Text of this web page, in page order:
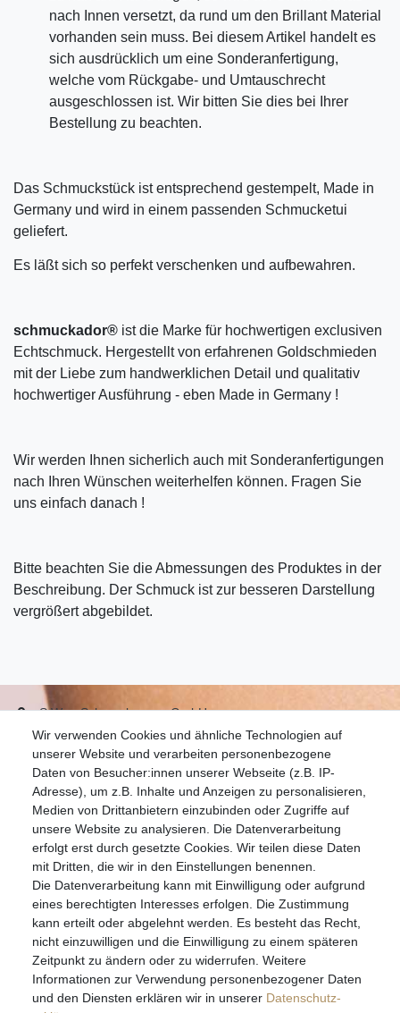
nach Innen versetzt, da rund um den Brillant Material
vorhanden sein muss. Bei diesem Artikel handelt es
sich ausdrücklich um eine Sonderanfertigung,
welche vom Rückgabe- und Umtauschrecht
ausgeschlossen ist. Wir bitten Sie dies bei Ihrer
Bestellung zu beachten.
Das Schmuckstück ist entsprechend gestempelt, Made in
Germany und wird in einem passenden Schmucketui
geliefert.
Es läßt sich so perfekt verschenken und aufbewahren.
schmuckador® ist die Marke für hochwertigen exclusiven
Echtschmuck. Hergestellt von erfahrenen Goldschmieden
mit der Liebe zum handwerklichen Detail und qualitativ
hochwertiger Ausführung - eben Made in Germany !
Wir werden Ihnen sicherlich auch mit Sonderanfertigungen
nach Ihren Wünschen weiterhelfen können. Fragen Sie
uns einfach danach !
Bitte beachten Sie die Abmessungen des Produktes in der
Beschreibung. Der Schmuck ist zur besseren Darstellung
vergrößert abgebildet.
Wir verwenden Cookies und ähnliche Technologien auf
unserer Website und verarbeiten personenbezogene
Daten von Besucher:innen unserer Webseite (z.B. IP-
Adresse), um z.B. Inhalte und Anzeigen zu personalisieren,
Medien von Drittanbietern einzubinden oder Zugriffe auf
unsere Website zu analysieren. Die Datenverarbeitung
erfolgt erst durch gesetzte Cookies. Wir teilen diese Daten
mit Dritten, die wir in den Einstellungen benennen.
Die Datenverarbeitung kann mit Einwilligung oder aufgrund
eines berechtigten Interesses erfolgen. Die Zustimmung
kann erteilt oder abgelehnt werden. Es besteht das Recht,
nicht einzuwilligen und die Einwilligung zu einem späteren
Zeitpunkt zu ändern oder zu widerrufen. Weitere
Informationen zur Verwendung personenbezogener Daten
und den Diensten erklären wir in unserer Daten­schutz­
S.W.w. Schmuckwaren GmbH
07051-9608828
info@schmuckador.de
Montag bis Freitag 8.30 – 12.00 Uhr und 13.30 bis 17.30 Uhr
Widerrufs­recht Widerrufs­formular Impressum
Daten­schutz­erklärung AGB
E-MAIL **